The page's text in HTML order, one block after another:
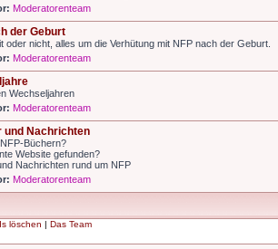
Moderatorenteam
der Geburt
oder nicht, alles um die Verhütung mit NFP nach der Geburt.
Moderatorenteam
Wechseljahren
Moderatorenteam
und Nachrichten
Büchern?
Website gefunden?
Nachrichten rund um NFP
Moderatorenteam
löschen | Das Team